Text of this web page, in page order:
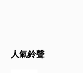
人氣鈴聲